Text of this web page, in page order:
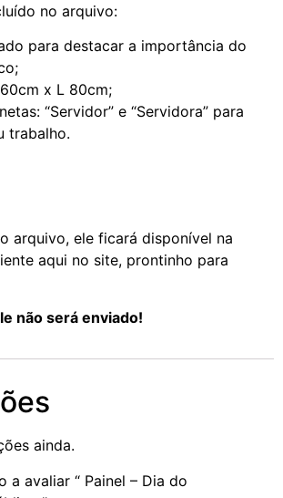
no arquivo:
para destacar a importância do
x L 80cm;
“Servidor” e “Servidora” para
trabalho.
arquivo, ele ficará disponível na
aqui no site, prontinho para
não será enviado!
ainda.
a avaliar “ Painel – Dia do